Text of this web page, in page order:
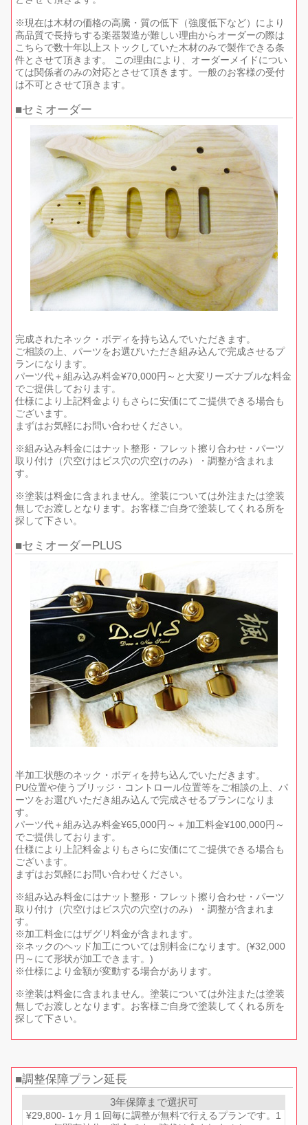
※現在は木材の価格の高騰・質の低下（強度低下など）により
高品質で長持ちする楽器製造が難しい理由からオーダーの際は
こちらで数十年以上ストックしていた木材のみで製作できる条
件とさせて頂きます。 この理由により、オーダーメイドについ
ては関係者のみの対応とさせて頂きます。一般のお客様の受付
は不可とさせて頂きます。
セミオーダー
完成されたネック・ボディを持ち込んでいただきます。
ご相談の上、パーツをお選びいただき組み込んで完成させるプ
ランになります。
パーツ代＋組み込み料金¥70,000円～と大変リーズナブルな料金
でご提供しております。
仕様により上記料金よりもさらに安価にてご提供できる場合も
ございます。
まずはお気軽にお問い合わせください。
※組み込み料金にはナット整形・フレット擦り合わせ・パーツ
取り付け（穴空けはビス穴の穴空けのみ）・調整が含まれま
す。
※塗装は料金に含まれません。塗装については外注または塗装
無しでお渡しとなります。お客様ご自身で塗装してくれる所を
探して下さい。
セミオーダーPLUS
半加工状態のネック・ボディを持ち込んでいただきます。
PU位置や使うブリッジ・コントロール位置等をご相談の上、パ
ーツをお選びいただき組み込んで完成させるプランになりま
す。
パーツ代＋組み込み料金¥65,000円～＋加工料金¥100,000円～
でご提供しております。
仕様により上記料金よりもさらに安価にてご提供できる場合も
ございます。
まずはお気軽にお問い合わせください。
※組み込み料金にはナット整形・フレット擦り合わせ・パーツ
取り付け（穴空けはビス穴の穴空けのみ）・調整が含まれま
す。
※加工料金にはザグリ料金が含まれます。
※ネックのヘッド加工については別料金になります。(¥32,000
円～にて形状が加工できます。)
※仕様により金額が変動する場合があります。
※塗装は料金に含まれません。塗装については外注または塗装
無しでお渡しとなります。お客様ご自身で塗装してくれる所を
探して下さい。
調整保障プラン延長
3年保障まで選択可
¥29,800- 1ヶ月１回毎に調整が無料で行えるプランです。1